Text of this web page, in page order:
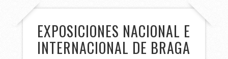
EXPOSICIONES NACIONAL E
INTERNACIONAL DE BRAGA